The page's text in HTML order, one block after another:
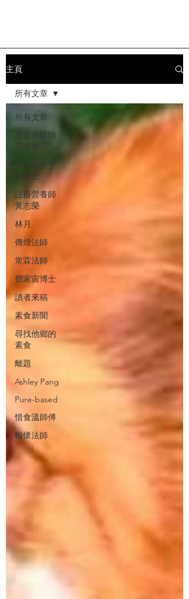
主頁
所有文章
註冊中醫師
毛淑敏
中醫師李宇
銘博士
註冊營養師
黃志榮
林月
傳燈法師
常霖法師
鄧家宙博士
讀者來稿
素食新聞
尋找他鄉的
素食
離題
Ashley Pang
Pure-based
惜食溫師傅
暢懷法師
所有文章